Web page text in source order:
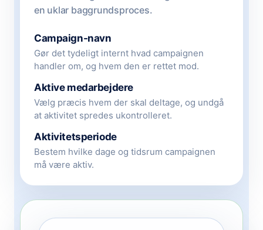
en uklar baggrundsproces.
Campaign-navn
Gør det tydeligt internt hvad campaignen
handler om, og hvem den er rettet mod.
Aktive medarbejdere
Vælg præcis hvem der skal deltage, og undgå
at aktivitet spredes ukontrolleret.
Aktivitetsperiode
Bestem hvilke dage og tidsrum campaignen
må være aktiv.